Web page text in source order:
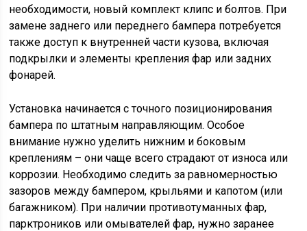
необходимости, новый комплект клипс и болтов. При
замене заднего или переднего бампера потребуется
также доступ к внутренней части кузова, включая
подкрылки и элементы крепления фар или задних
фонарей.
Установка начинается с точного позиционирования
бампера по штатным направляющим. Особое
внимание нужно уделить нижним и боковым
креплениям – они чаще всего страдают от износа или
коррозии. Необходимо следить за равномерностью
зазоров между бампером, крыльями и капотом (или
багажником). При наличии противотуманных фар,
парктроников или омывателей фар, нужно заранее